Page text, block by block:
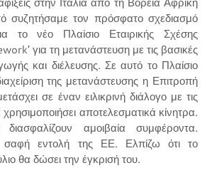
συζητήσαμε τον πρόσφατο σχεδιασμό
το νέο Πλαίσιο Εταιρικής Σχέσης
για τη μετανάστευση με τις βασικές
και διέλευσης. Σε αυτό το Πλαίσιο
της μετανάστευσης η Επιτροπή
σε έναν ειλικρινή διάλογο με τις
αποτελεσματικά κίνητρα.
αμοιβαία συμφέροντα.
σαφή εντολή της ΕΕ. Ελπίζω ότι το
θα δώσει την έγκρισή του.